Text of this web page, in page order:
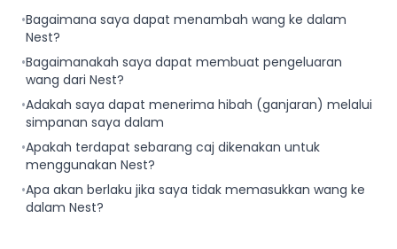
•Bagaimana saya dapat menambah wang ke dalam
Nest?
•Bagaimanakah saya dapat membuat pengeluaran
wang dari Nest?
•Adakah saya dapat menerima hibah (ganjaran) melalui
simpanan saya dalam
•Apakah terdapat sebarang caj dikenakan untuk
menggunakan Nest?
•Apa akan berlaku jika saya tidak memasukkan wang ke
dalam Nest?